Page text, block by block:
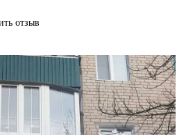
отзыв